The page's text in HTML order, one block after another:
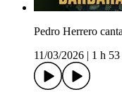
Pedro Herrero
11/03/2026
1 h